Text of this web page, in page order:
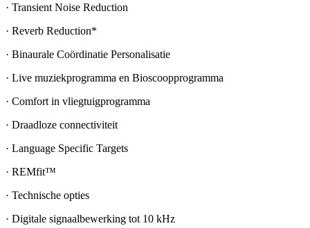
· Transient Noise Reduction
· Reverb Reduction*
· Binaurale Coördinatie Personalisatie
· Live muziekprogramma en Bioscoopprogramma
· Comfort in vliegtuigprogramma
· Draadloze connectiviteit
· Language Specific Targets
· REMfit™
· Technische opties
· Digitale signaalbewerking tot 10 kHz